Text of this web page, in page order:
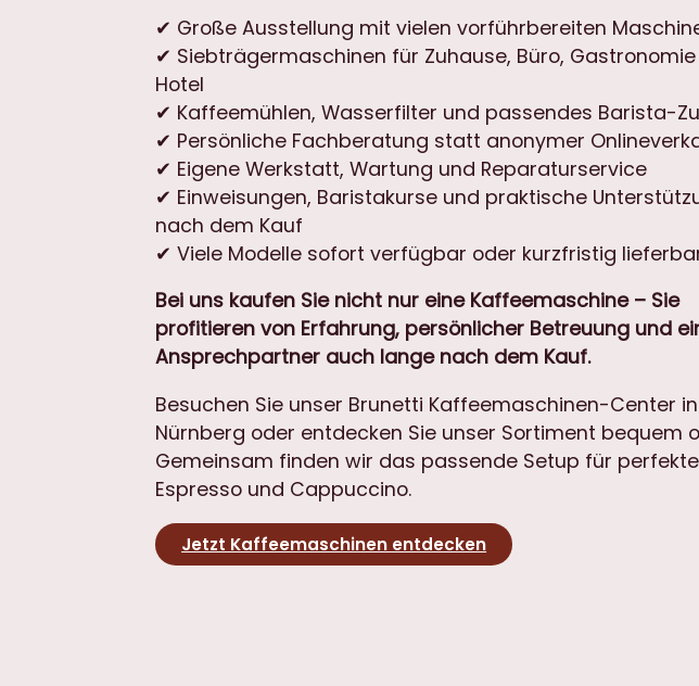
✔ Große Ausstellung mit vielen vorführbereiten
✔ Siebträgermaschinen für Zuhause, Büro,
Hotel
✔ Kaffeemühlen, Wasserfilter und passendes Barista-
✔ Persönliche Fachberatung statt anonymer
✔ Eigene Werkstatt, Wartung und Reparaturservice
✔ Einweisungen, Baristakurse und praktische
nach dem Kauf
✔ Viele Modelle sofort verfügbar oder kurzfristig
Bei uns kaufen Sie nicht nur eine Kaffeemaschine – Sie
profitieren von Erfahrung, persönlicher Betreuung und
Ansprechpartner auch lange nach dem Kauf.
Besuchen Sie unser Brunetti Kaffeemaschinen-Center in
Nürnberg oder entdecken Sie unser Sortiment bequem
Gemeinsam finden wir das passende Setup für
Espresso und Cappuccino.
Jetzt Kaffeemaschinen entdecken